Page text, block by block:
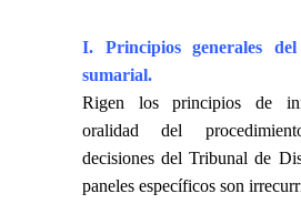
I. Principios generales del
sumarial.
Rigen los principios de
oralidad del
decisiones del Tribunal de
paneles específicos son